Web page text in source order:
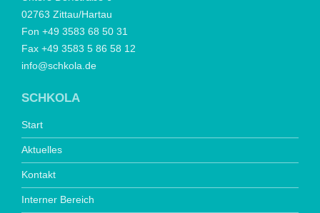
02763 Zittau/Hartau
Fon +49 3583 68 50 31
Fax +49 3583 5 86 58 12
info@schkola.de
SCHKOLA
Start
Aktuelles
Kontakt
Interner Bereich